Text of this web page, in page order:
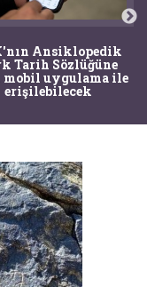
Ansiklopedik
Tarih Sözlüğüne
mobil uygulama ile
erişilebilecek